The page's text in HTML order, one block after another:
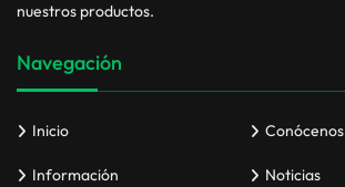
nuestros productos.
Navegación
Inicio Conócenos
Información Noticias